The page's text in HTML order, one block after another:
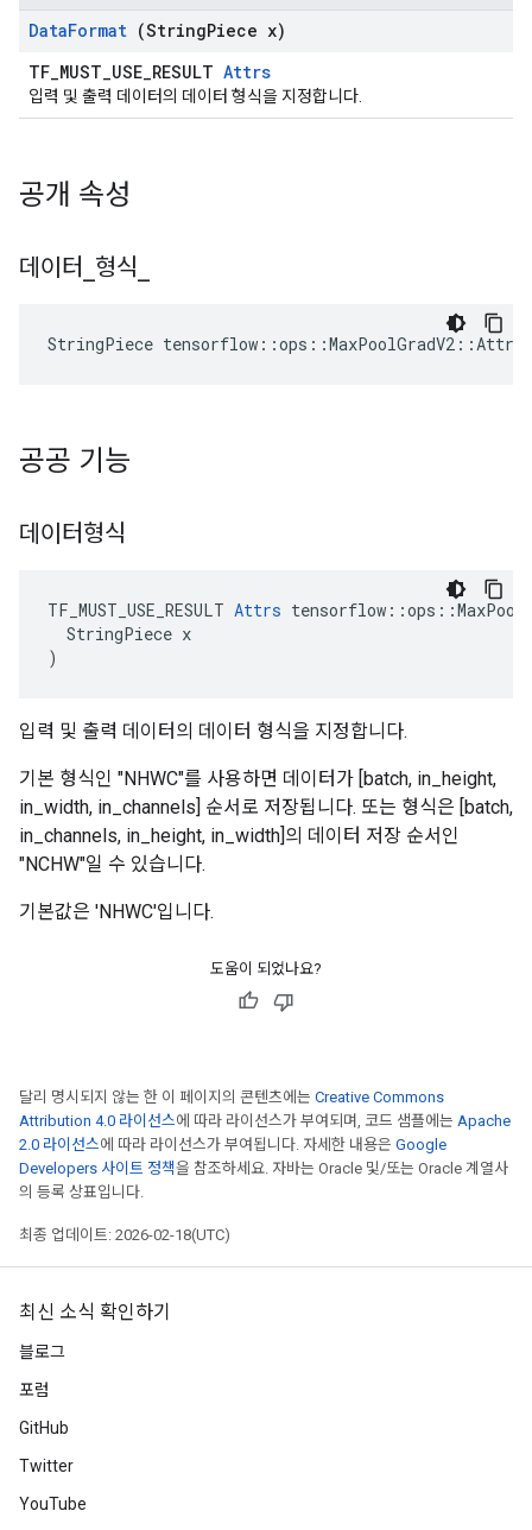
DataFormat (StringPiece x)
TF_MUST_USE_RESULT Attrs
입력 및 출력 데이터의 데이터 형식을 지정합니다.
공개 속성
데이터 형식
StringPiece
공공 기능
데이터형식
TF_MUST_USE_RESULT Attrs
  StringPiece x
)
입력 및 출력 데이터의 데이터 형식을 지정합니다.
기본 형식인 "NHWC"를 사용하면 데이터가 [batch, in_height,
in_width, in_channels] 순서로 저장됩니다. 또는 형식은 [batch,
in_channels, in_height, in_width]의 데이터 저장 순서인
"NCHW"일 수 있습니다.
기본값은 'NHWC'입니다.
도움이 되었나요?
달리 명시되지 않는 한 이 페이지의 콘텐츠에는 Creative Commons
Attribution 4.0 라이선스에 따라 라이선스가 부여되며, 코드 샘플에는 Apache
2.0 라이선스에 따라 라이선스가 부여됩니다. 자세한 내용은 Google
Developers 사이트 정책을 참조하세요. 자바는 Oracle 및/또는 Oracle 계열사
의 등록 상표입니다.
최종 업데이트: 2026-02-18(UTC)
최신 소식 확인하기
블로그
포럼
GitHub
Twitter
YouTube